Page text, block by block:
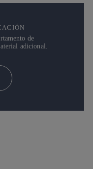
de
adicional.